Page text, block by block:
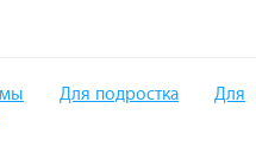
Для подростка
Для